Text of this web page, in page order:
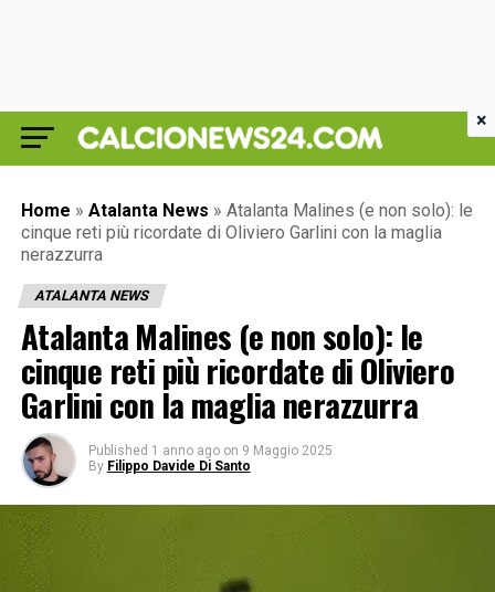
Home » Atalanta News » Atalanta Malines (e non solo): le
cinque reti più ricordate di Oliviero Garlini con la maglia
nerazzurra
ATALANTA NEWS
Atalanta Malines (e non solo): le
cinque reti più ricordate di Oliviero
Garlini con la maglia nerazzurra
Published 1 anno ago on 9 Maggio 2025
By Filippo Davide Di Santo
×